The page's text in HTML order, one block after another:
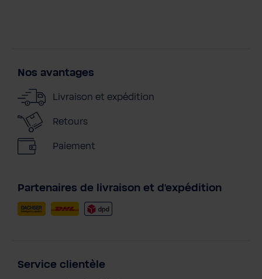
Nos avantages
Livraison et expédition
Retours
Paiement
Partenaires de livraison et d'expédition
Service clientèle